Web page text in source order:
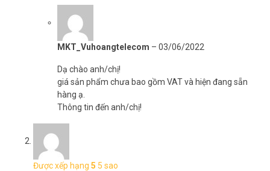
hoạt này mà người chơi có thể mở rộng các biện pháp bảo mật và
Khả năng truyền tải công việc lớn
Ổ cứng được thiết kế để hỗ trợ phân tích Deep Learning trong các
NVR có khả năng AI và có xếp hạng khối lượng công việc nâng cao
lên tới 550TB/năm.
MKT_Vuhoangtelecom – 03/06/2022
Dạ chào anh/chị!
giá sản phẩm chưa bao gồm VAT và hiện đang sẵn
hàng ạ.
Thông tin đến anh/chị!
Được xếp hạng 5 5 sao